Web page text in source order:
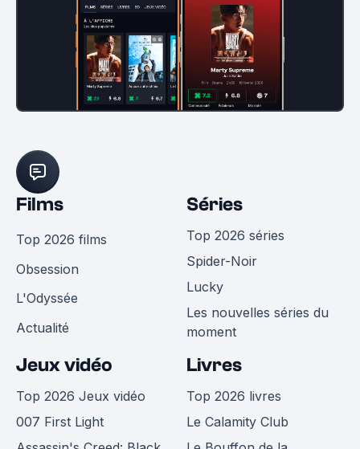
Films
Top 2026 films
Obsession
L'Odyssée
Actualité
Séries
Top 2026 séries
Spider-Noir
Lucky
Les nouvelles séries du
moment
Jeux vidéo
Top 2026 Jeux vidéo
007 First Light
Livres
Top 2026 livres
Le Calamity Club